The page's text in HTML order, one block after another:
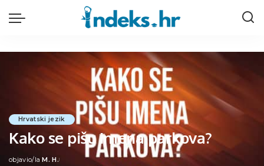
Hrvatski jezik
Kako se pišu imena parkova?
Posted
objavio/la M. H.